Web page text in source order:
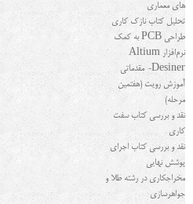
های معماری
تحلیل کتاب نازک کاری
طراحی PCBبه کمک
نرم‌افزار Altium
Desiner- مقدماتی
آموزش رویت (هفتمین
مرحله)
نقد و بررسی کتاب سفت
کاری
نقد و بررسی کتاب اجرای
پوشش نهایی
مخراجکاری در رشته طلا و
جواهرسازی